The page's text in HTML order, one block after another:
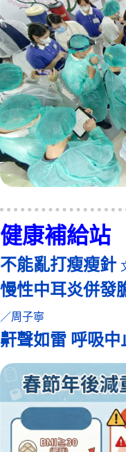
健康補給站
不能亂打瘦瘦針
慢性中耳炎併發
／周子寧
鼾聲如雷 呼吸中